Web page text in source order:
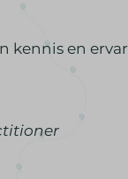
kennis en